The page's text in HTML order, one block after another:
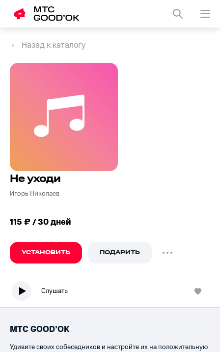
Назад к каталогу
Не уходи
Игорь Николаев
115 ₽ / 30 дней
УСТАНОВИТЬ ПОДАРИТЬ
Слушать
МТС GOOD’OK
Удивите своих собеседников и настройте их на положительную